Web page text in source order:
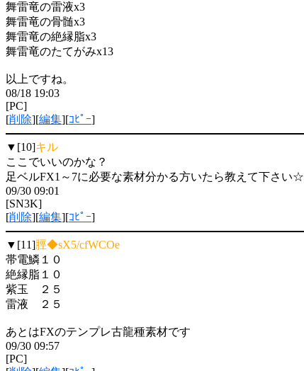
舞雷竜の雷液x3
舞雷竜の骨髄x3
舞雷竜の絶縁脂x3
舞雷竜のたてがみx13
以上ですね。
08/18 19:03
[PC]
[削除][編集][ｺﾋﾟｰ]
▼[10]キル
ここでいいのかな？
足ベルFX1～7に必要な素材分かる方いたら教えて下さい☆
09/30 09:01
[SN3K]
[削除][編集][ｺﾋﾟｰ]
▼[11]脛◆sX5/cfWCOe
帯電鱗１０
絶縁脂１０
紫玉 ２５
雷液 ２５
あとはFXのテンプレ古龍種素材です
09/30 09:57
[PC]